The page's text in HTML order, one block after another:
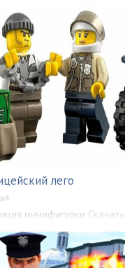
лего
минифигурки Скачать